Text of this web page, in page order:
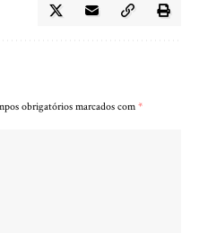
obrigatórios marcados com *